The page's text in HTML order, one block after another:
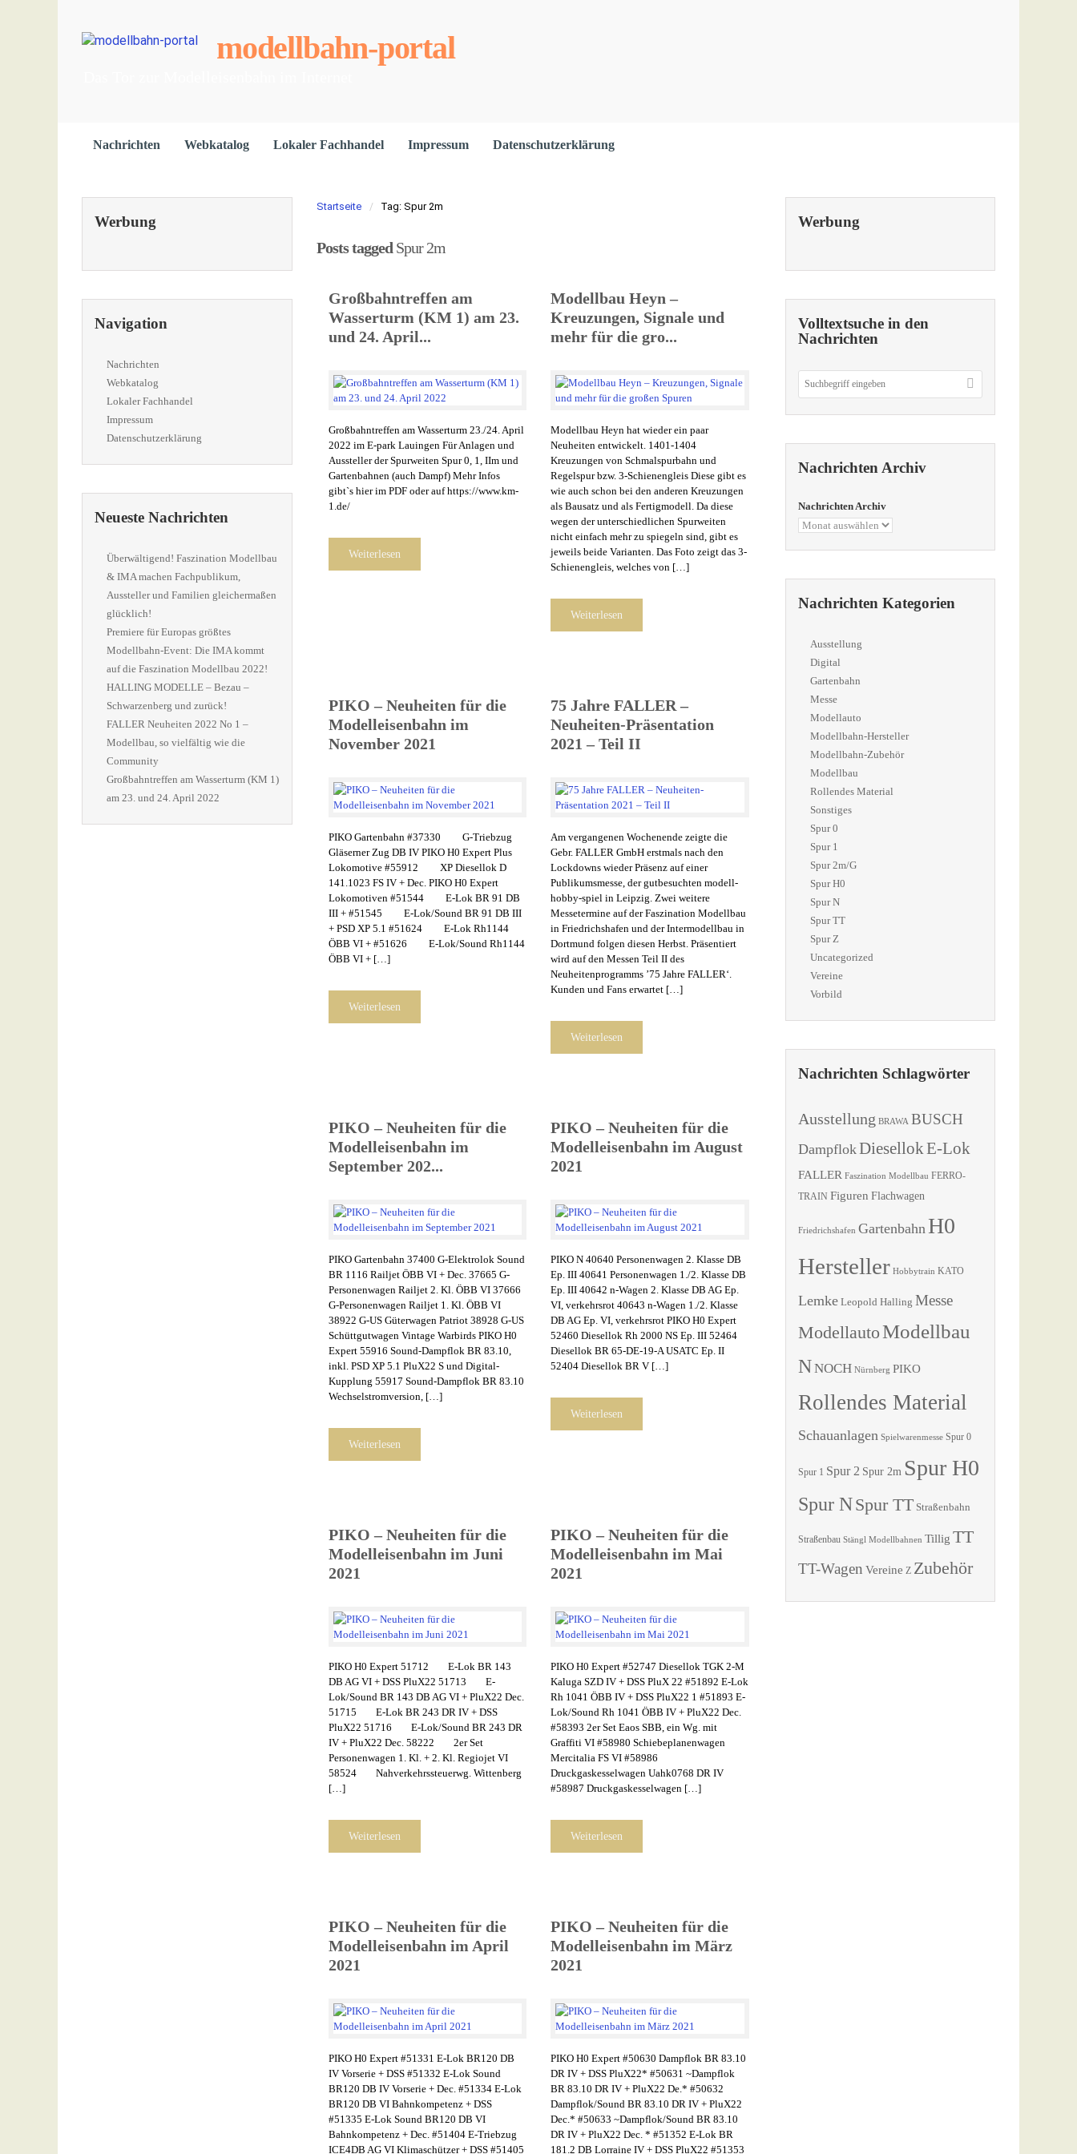
modellbahn-portal
Nachrichten Webkatalog Lokaler Fachhandel Impressum Datenschutzerklärung
Werbung
Navigation
Nachrichten
Webkatalog
Lokaler Fachhandel
Impressum
Datenschutzerklärung
Neueste Nachrichten
Überwältigend! Faszination Modellbau
& IMA machen Fachpublikum,
Aussteller und Familien gleichermaßen
glücklich!
Premiere für Europas größtes
Modellbahn-Event: Die IMA kommt
auf die Faszination Modellbau 2022!
HALLING MODELLE – Bezau –
Schwarzenberg und zurück!
FALLER Neuheiten 2022 No 1 –
Modellbau, so vielfältig wie die
Community
Großbahntreffen am Wasserturm (KM 1)
am 23. und 24. April 2022
Startseite Tag: Spur 2m
Posts tagged Spur 2m
Großbahntreffen am
Wasserturm (KM 1) am 23.
und 24. April...
Großbahntreffen am Wasserturm 23./24. April
2022 im E-park Lauingen Für Anlagen und
Aussteller der Spurweiten Spur 0, 1, IIm und
Gartenbahnen (auch Dampf) Mehr Infos
gibt`s hier im PDF oder auf https://www.km-
1.de/
Weiterlesen
Modellbau Heyn –
Kreuzungen, Signale und
mehr für die gro...
Modellbau Heyn hat wieder ein paar
Neuheiten entwickelt. 1401-1404
Kreuzungen von Schmalspurbahn und
Regelspur bzw. 3-Schienengleis Diese gibt es
wie auch schon bei den anderen Kreuzungen
als Bausatz und als Fertigmodell. Da diese
wegen der unterschiedlichen Spurweiten
nicht einfach mehr zu spiegeln sind, gibt es
jeweils beide Varianten. Das Foto zeigt das 3-
Schienengleis, welches von […]
Weiterlesen
PIKO – Neuheiten für die
Modelleisenbahn im
November 2021
PIKO Gartenbahn #37330 G-Triebzug
Gläserner Zug DB IV PIKO H0 Expert Plus
Lokomotive #55912 XP Diesellok D
141.1023 FS IV + Dec. PIKO H0 Expert
Lokomotiven #51544 E-Lok BR 91 DB
III + #51545 E-Lok/Sound BR 91 DB III
+ PSD XP 5.1 #51624 E-Lok Rh1144
ÖBB VI + #51626 E-Lok/Sound Rh1144
ÖBB VI + […]
Weiterlesen
75 Jahre FALLER –
Neuheiten-Präsentation
2021 – Teil II
Am vergangenen Wochenende zeigte die
Gebr. FALLER GmbH erstmals nach den
Lockdowns wieder Präsenz auf einer
Publikumsmesse, der gutbesuchten modell-
hobby-spiel in Leipzig. Zwei weitere
Messetermine auf der Faszination Modellbau
in Friedrichshafen und der Intermodellbau in
Dortmund folgen diesen Herbst. Präsentiert
wird auf den Messen Teil II des
Neuheitenprogramms ’75 Jahre FALLER‘.
Kunden und Fans erwartet […]
Weiterlesen
PIKO – Neuheiten für die
Modelleisenbahn im
September 202...
PIKO Gartenbahn 37400 G-Elektrolok Sound
BR 1116 Railjet ÖBB VI + Dec. 37665 G-
Personenwagen Railjet 2. Kl. ÖBB VI 37666
G-Personenwagen Railjet 1. Kl. ÖBB VI
38922 G-US Güterwagen Patriot 38928 G-US
Schüttgutwagen Vintage Warbirds PIKO H0
Expert 55916 Sound-Dampflok BR 83.10,
inkl. PSD XP 5.1 PluX22 S und Digital-
Kupplung 55917 Sound-Dampflok BR 83.10
Wechselstromversion, […]
Weiterlesen
PIKO – Neuheiten für die
Modelleisenbahn im August
2021
PIKO N 40640 Personenwagen 2. Klasse DB
Ep. III 40641 Personenwagen 1./2. Klasse DB
Ep. III 40642 n-Wagen 2. Klasse DB AG Ep.
VI, verkehrsrot 40643 n-Wagen 1./2. Klasse
DB AG Ep. VI, verkehrsrot PIKO H0 Expert
52460 Diesellok Rh 2000 NS Ep. III 52464
Diesellok BR 65-DE-19-A USATC Ep. II
52404 Diesellok BR V […]
Weiterlesen
PIKO – Neuheiten für die
Modelleisenbahn im Juni
2021
PIKO H0 Expert 51712 E-Lok BR 143
DB AG VI + DSS PluX22 51713 E-
Lok/Sound BR 143 DB AG VI + PluX22 Dec.
51715 E-Lok BR 243 DR IV + DSS
PluX22 51716 E-Lok/Sound BR 243 DR
IV + PluX22 Dec. 58222 2er Set
Personenwagen 1. Kl. + 2. Kl. Regiojet VI
58524 Nahverkehrssteuerwg. Wittenberg
[…]
Weiterlesen
PIKO – Neuheiten für die
Modelleisenbahn im Mai
2021
PIKO H0 Expert #52747 Diesellok TGK 2-M
Kaluga SZD IV + DSS PluX 22 #51892 E-Lok
Rh 1041 ÖBB IV + DSS PluX22 1 #51893 E-
Lok/Sound Rh 1041 ÖBB IV + PluX22 Dec.
#58393 2er Set Eaos SBB, ein Wg. mit
Graffiti VI #58980 Schiebeplanenwagen
Mercitalia FS VI #58986
Druckgaskesselwagen Uahk0768 DR IV
#58987 Druckgaskesselwagen […]
Weiterlesen
PIKO – Neuheiten für die
Modelleisenbahn im April
2021
PIKO H0 Expert #51331 E-Lok BR120 DB
IV Vorserie + DSS #51332 E-Lok Sound
BR120 DB IV Vorserie + Dec. #51334 E-Lok
BR120 DB VI Bahnkompetenz + DSS
#51335 E-Lok Sound BR120 DB VI
Bahnkompetenz + Dec. #51404 E-Triebzug
ICE4DB AG VI Klimaschützer + DSS #51405
PIKO – Neuheiten für die
Modelleisenbahn im März
2021
PIKO H0 Expert #50630 Dampflok BR 83.10
DR IV + DSS PluX22* #50631 ~Dampflok
BR 83.10 DR IV + PluX22 De.* #50632
Dampflok/Sound BR 83.10 DR IV + PluX22
Dec.* #50633 ~Dampflok/Sound BR 83.10
DR IV + PluX22 Dec. * #51352 E-Lok BR
181.2 DB Lorraine IV + DSS PluX22 #51353
Werbung
Volltextsuche in den
Nachrichten
Nachrichten Archiv
Nachrichten Archiv
Nachrichten Kategorien
Ausstellung
Digital
Gartenbahn
Messe
Modellauto
Modellbahn-Hersteller
Modellbahn-Zubehör
Modellbau
Rollendes Material
Sonstiges
Spur 0
Spur 1
Spur 2m/G
Spur H0
Spur N
Spur TT
Spur Z
Uncategorized
Vereine
Vorbild
Nachrichten Schlagwörter
Ausstellung BRAWA BUSCH
DampflokDiesellokE-Lok
FALLER Faszination Modellbau FERRO-
TRAIN Figuren Flachwagen
Friedrichshafen Gartenbahn H0
Hersteller Hobbytrain KATO
Lemke Leopold Halling Messe
ModellautoModellbau
NNOCH Nürnberg PIKO
Rollendes Material
Schauanlagen Spielwarenmesse Spur 0
Spur 1 Spur 2 Spur 2m Spur H0
Spur NSpur TT Straßenbahn
Straßenbau Stängl Modellbahnen Tillig TT
TT-Wagen Vereine Z Zubehör